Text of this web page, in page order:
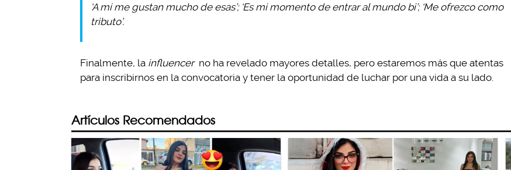
‘A mí me gustan mucho de esas’; ‘Es mi momento de entrar al mundo bi’; ‘Me ofrezco como
tributo’.
Finalmente, la influencer no ha revelado mayores detalles, pero estaremos más que atentas
para inscribirnos en la convocatoria y tener la oportunidad de luchar por una vida a su lado.
Artículos Recomendados